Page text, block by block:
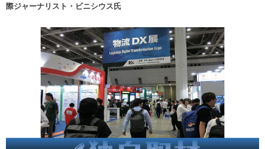
際ジャーナリスト・ビニシウス氏